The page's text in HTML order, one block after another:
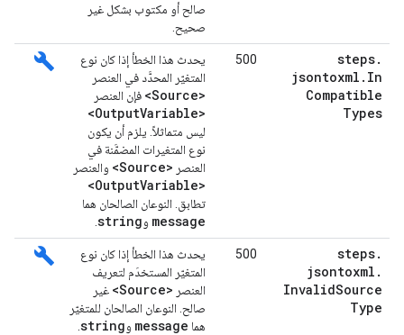
صالح أو مكتوب بشكل غير
صحيح.
steps.
jsontoxml . In
Compatible
Types
500
يحدث هذا الخطأ إذا كان نوع
المتغيّر المحدَّد في العنصر
<Source> فإن العنصر
<OutputVariable>
ليس متماثلاً. يلزم أن يكون
نوع المتغيرات المضمَّنة في
العنصر <Source> والعنصر
<OutputVariable>
تطابق. النوعان الصالحان هما
message وstring
build
steps.
jsontoxml .
InvalidSource
Type
500
يحدث هذا الخطأ إذا كان نوع
المتغيّر المستخدَم لتعريف
العنصر <Source> غير
صالح. النوعان الصالحان للمتغيّر
هما message وstring
build